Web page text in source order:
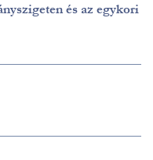
és az egykori